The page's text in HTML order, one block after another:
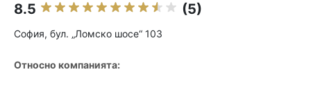
8.5 (5)
София, бул. „Ломско шосе“ 103
Относно компанията: